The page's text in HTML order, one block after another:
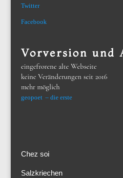
Twitter
Facebook
Vorversion und
eingefrorene alte Webseite
keine Veränderungen seit 2016
mehr möglich
geopoet – die erste
Chez soi
Salzkriechen